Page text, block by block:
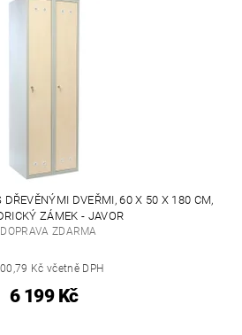
DŘEVĚNÝMI DVEŘMI, 60 X 50 X 180 CM,
ZÁMEK - JAVOR
ZDARMA
Kč včetně DPH
6 199 Kč